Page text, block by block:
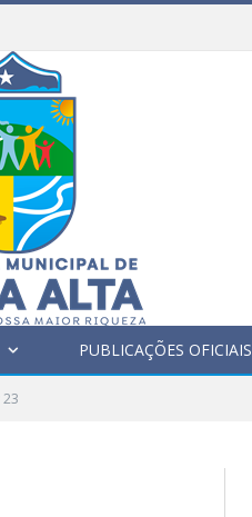
PUBLICAÇÕES OFICIAIS